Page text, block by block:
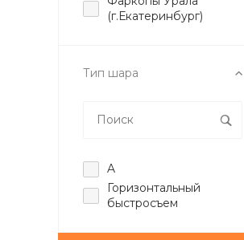
(г.Екатеринбург)
Тип шара
A
Горизонтальный
быстросъем